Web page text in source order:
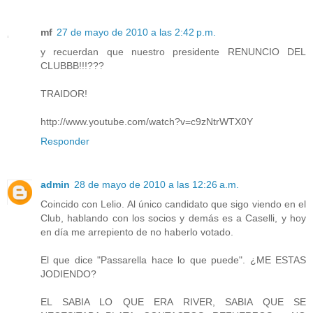
mf 27 de mayo de 2010 a las 2:42 p.m.
y recuerdan que nuestro presidente RENUNCIO DEL
CLUBBB!!!???
TRAIDOR!
http://www.youtube.com/watch?v=c9zNtrWTX0Y
Responder
admin 28 de mayo de 2010 a las 12:26 a.m.
Coincido con Lelio. Al único candidato que sigo viendo en el
Club, hablando con los socios y demás es a Caselli, y hoy
en día me arrepiento de no haberlo votado.
El que dice "Passarella hace lo que puede". ¿ME ESTAS
JODIENDO?
EL SABIA LO QUE ERA RIVER, SABIA QUE SE